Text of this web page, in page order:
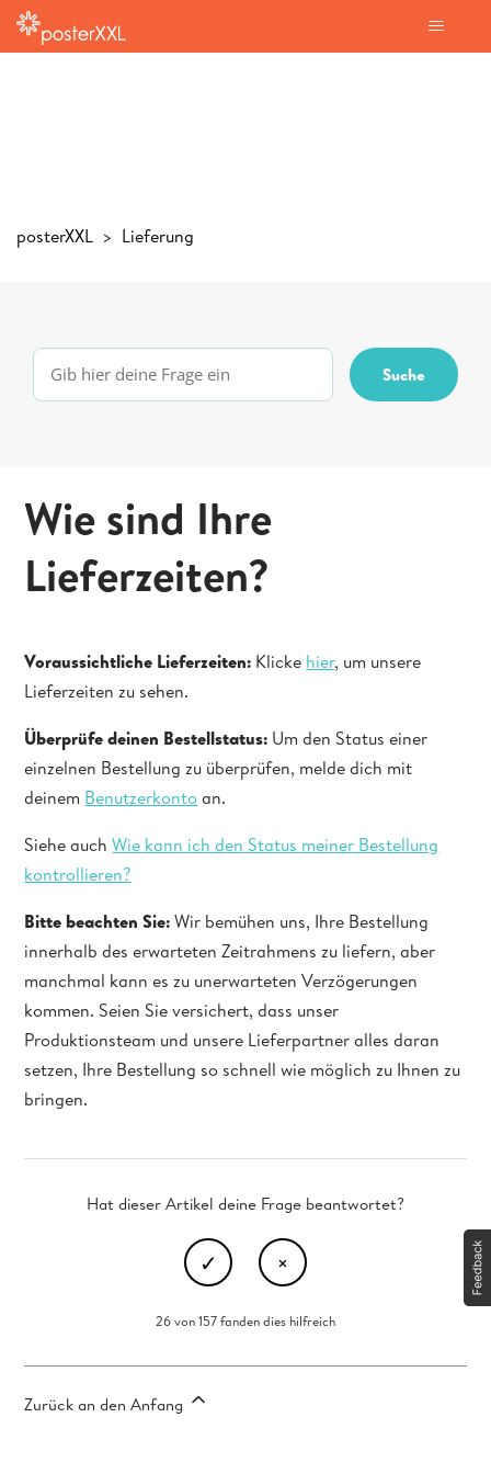
posterXXL Lieferung
Wie sind Ihre
Lieferzeiten?
Voraussichtliche Lieferzeiten: Klicke hier, um unsere
Lieferzeiten zu sehen.
Überprüfe deinen Bestellstatus: Um den Status einer
einzelnen Bestellung zu überprüfen, melde dich mit
deinem Benutzerkontoan.
Siehe auchWie kann ich den Status meiner Bestellung
kontrollieren?
Bitte beachten Sie:Wir bemühen uns, Ihre Bestellung
innerhalb des erwarteten Zeitrahmens zu liefern, aber
manchmal kann es zu unerwarteten Verzögerungen
kommen. Seien Sie versichert, dass unser
Produktionsteam und unsere Lieferpartner alles daran
setzen, Ihre Bestellung so schnell wie möglich zu Ihnen zu
bringen.
Hat dieser Artikel deine Frage beantwortet?
26 von 157 fanden dies hilfreich
Zurück an den Anfang